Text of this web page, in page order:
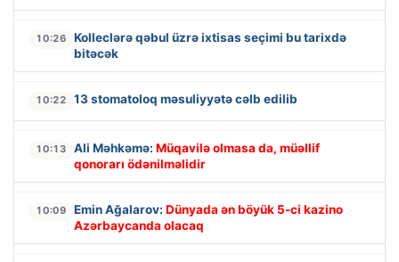
10:26
Kolleclərə qəbul üzrə ixtisas seçimi bu tarixdə
bitəcək
10:22 13 stomatoloq məsuliyyətə cəlb edilib
10:13 Ali Məhkəmə: Müqavilə olmasa da, müəllif
qonorarı ödənilməlidir
10:09 Emin Ağalarov: Dünyada ən böyük 5-ci kazino
Azərbaycanda olacaq